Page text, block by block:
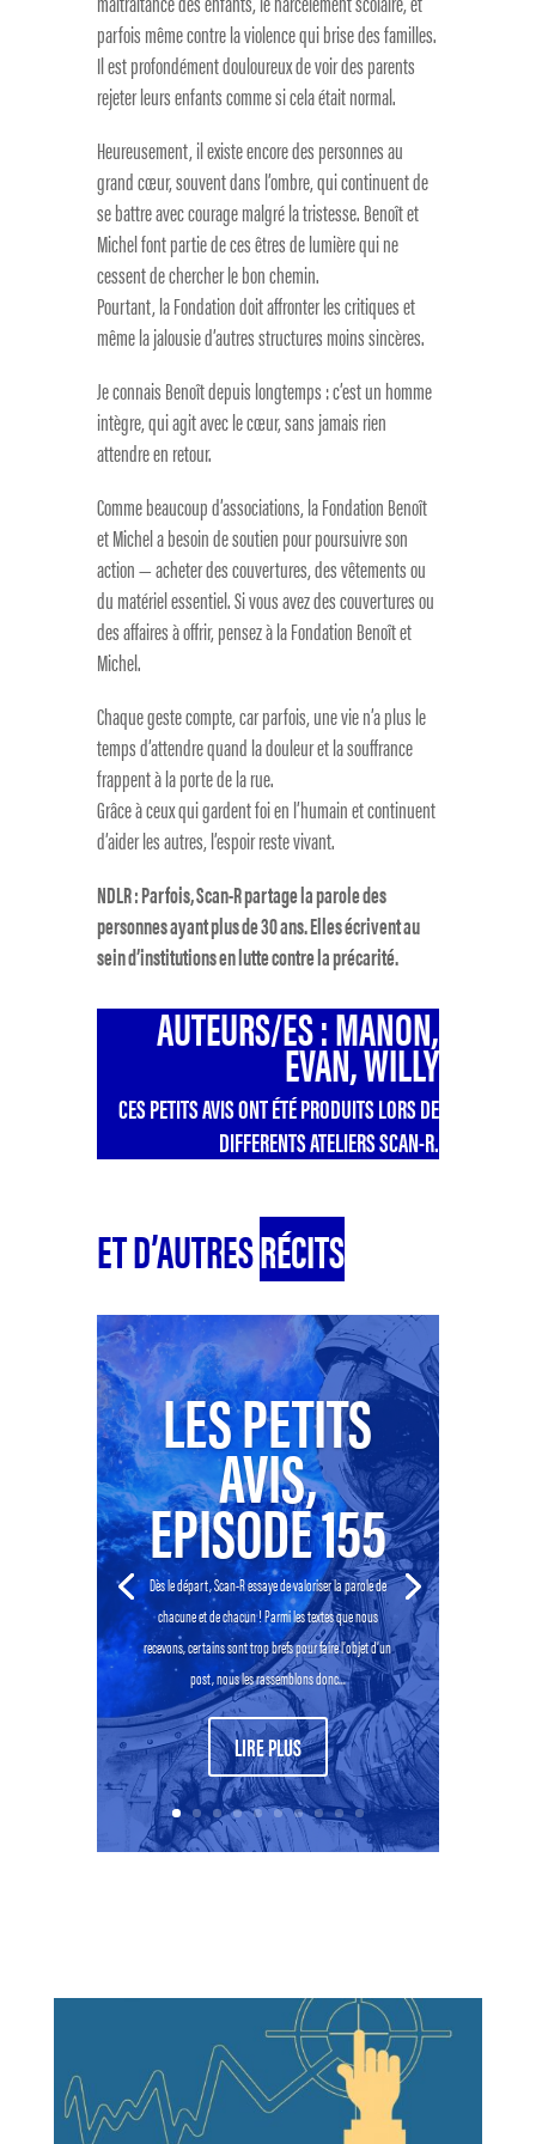
parfois même contre la violence qui brise des familles.
Il est profondément douloureux de voir des parents
rejeter leurs enfants comme si cela était normal.
Heureusement, il existe encore des personnes au
grand cœur, souvent dans l’ombre, qui continuent de
se battre avec courage malgré la tristesse. Benoît et
Michel font partie de ces êtres de lumière qui ne
cessent de chercher le bon chemin.
Pourtant, la Fondation doit affronter les critiques et
même la jalousie d’autres structures moins sincères.
Je connais Benoît depuis longtemps : c’est un homme
intègre, qui agit avec le cœur, sans jamais rien
attendre en retour.
Comme beaucoup d’associations, la Fondation Benoît
et Michel a besoin de soutien pour poursuivre son
action — acheter des couvertures, des vêtements ou
du matériel essentiel. Si vous avez des couvertures ou
des affaires à offrir, pensez à la Fondation Benoît et
Michel.
Chaque geste compte, car parfois, une vie n’a plus le
temps d’attendre quand la douleur et la souffrance
frappent à la porte de la rue.
Grâce à ceux qui gardent foi en l’humain et continuent
d’aider les autres, l’espoir reste vivant.
NDLR : Parfois, Scan-R partage la parole des
personnes ayant plus de 30 ans. Elles écrivent au
sein d’institutions en lutte contre la précarité.
AUTEURS/ES : MANON,
EVAN, WILLY
CES PETITS AVIS ONT ÉTÉ PRODUITS LORS DE
DIFFERENTS ATELIERS SCAN-R.
ET D’AUTRESRÉCITS
LES PETITS
AVIS,
EPISODE 155
Dès le départ, Scan-R essaye de valoriser la parole de
chacune et de chacun ! Parmi les textes que nous
recevons, certains sont trop brefs pour faire l’objet d’un
post, nous les rassemblons donc...
LIRE PLUS